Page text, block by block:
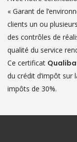
« Garant de
clients un ou
des contrôles de
qualité du service
Ce certificat
du crédit d’impôt sur
impôts de 30%.